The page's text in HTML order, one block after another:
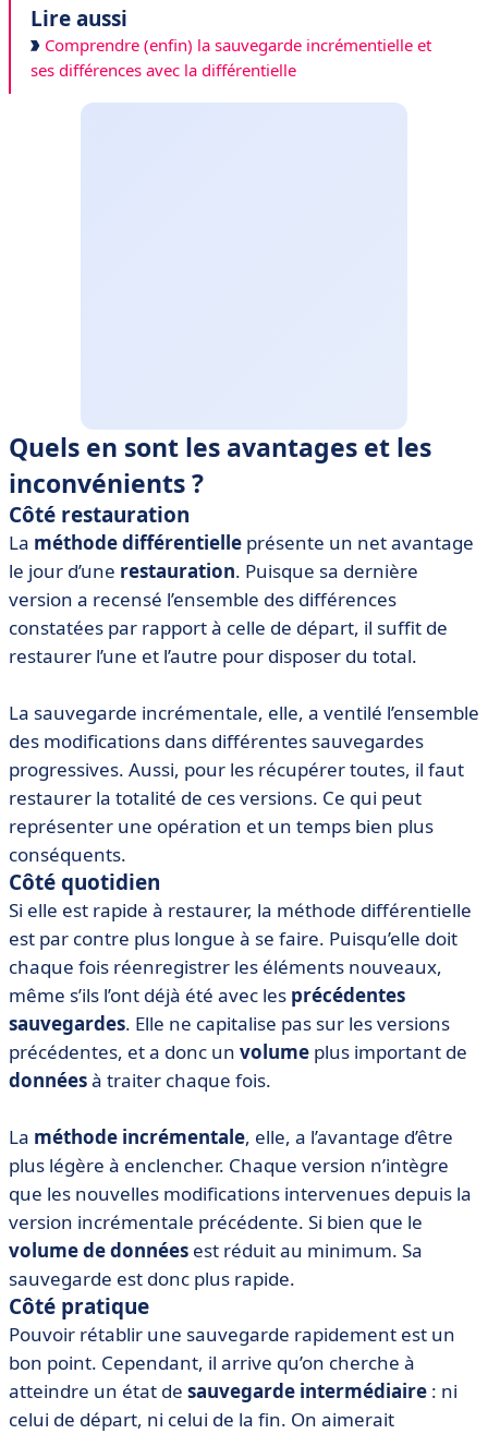
Lire aussi
Comprendre (enfin) la sauvegarde incrémentielle et
ses différences avec la différentielle
Quels en sont les avantages et les
inconvénients ?
Côté restauration
La méthode différentielle présente un net avantage
le jour d’une restauration. Puisque sa dernière
version a recensé l’ensemble des différences
constatées par rapport à celle de départ, il suffit de
restaurer l’une et l’autre pour disposer du total.
La sauvegarde incrémentale, elle, a ventilé l’ensemble
des modifications dans différentes sauvegardes
progressives. Aussi, pour les récupérer toutes, il faut
restaurer la totalité de ces versions. Ce qui peut
représenter une opération et un temps bien plus
conséquents.
Côté quotidien
Si elle est rapide à restaurer, la méthode différentielle
est par contre plus longue à se faire. Puisqu’elle doit
chaque fois réenregistrer les éléments nouveaux,
même s’ils l’ont déjà été avec les précédentes
sauvegardes. Elle ne capitalise pas sur les versions
précédentes, et a donc un volume plus important de
donnéesà traiter chaque fois.
La méthode incrémentale, elle, a l’avantage d’être
plus légère à enclencher. Chaque version n’intègre
que les nouvelles modifications intervenues depuis la
version incrémentale précédente. Si bien que le
volume de données est réduit au minimum. Sa
sauvegarde est donc plus rapide.
Côté pratique
Pouvoir rétablir une sauvegarde rapidement est un
bon point. Cependant, il arrive qu’on cherche à
atteindre un état de sauvegarde intermédiaire : ni
celui de départ, ni celui de la fin. On aimerait